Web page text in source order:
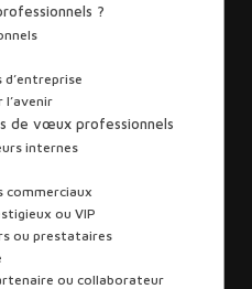
?
de vœux professionnels
internes
commerciaux
ou VIP
ou prestataires
ou collaborateur